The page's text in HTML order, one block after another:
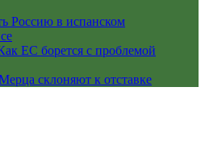
Россию в испанском
ЕС борется с проблемой
склоняют к отставке